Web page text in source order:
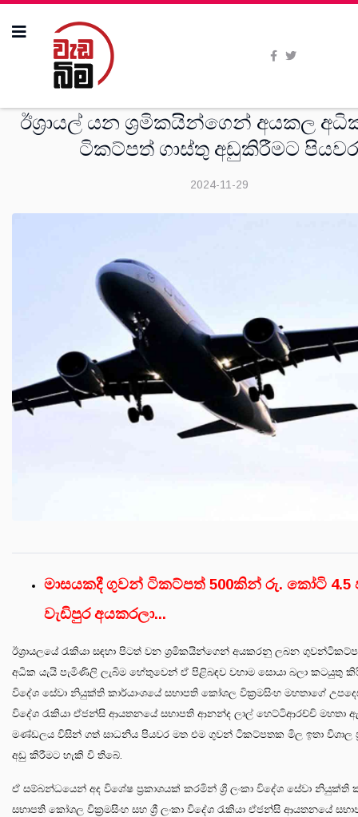
ඊශ්‍රායල් යන ශ්‍රමිකයින්ගෙන් අයකල
ටිකට්පත් ගාස්තු අඩුකිරීමට පියවර
2024-11-29
මාසයකදී ගුවන් ටිකට්පත් 500කින් රු. කෝටි
වැඩිපුර අයකරලා...
ඊශ්‍රායලයේ රැකියා සඳහා පිටත් වන ශ්‍රමිකයින්ගෙන් අයකරනු ලබන
අධික යැයි පැමිණිලි ලැබිම හේතුවෙන් ඒ පිළිබඳව වහාම සොයා බලා කටයුතු
විදේශ සේවා නියුක්ති කාර්යාංශයේ සභාපති කෝශල වික්‍රමසිංහ මහතාගේ උපදෙස්
විදේශ රැකියා ඒජන්සි ආයතනයේ සභාපති ආනන්ද ලාල් හෙට්ටිආරච්චි මහතා
මණ්ඩලය විසින් ගත් සාධනිය පියවර මත එම ගුවන් ටිකට්පතක මිල ඉතා විශාල
අඩු කිරීමට හැකි වි තිබේ.
ඒ සම්බන්ධයෙන් අද විශේෂ ප්‍රකාශයක් කරමින් ශ්‍රී ලංකා විදේශ සේවා නියුක්ති
සභාපති කෝශල වික්‍රමසිංහ සහ ශ්‍රී ලංකා විදේශ රැකියා ඒජන්සි ආයතනයේ